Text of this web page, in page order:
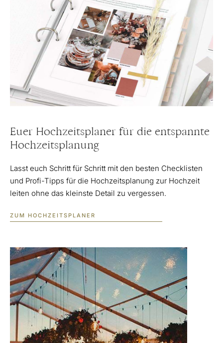
Euer Hochzeitsplaner für die entspannte
Hochzeitsplanung
Lasst euch Schritt für Schritt mit den besten Checklisten
und Profi-Tipps für die Hochzeitsplanung zur Hochzeit
leiten ohne das kleinste Detail zu vergessen.
ZUM HOCHZEITSPLANER